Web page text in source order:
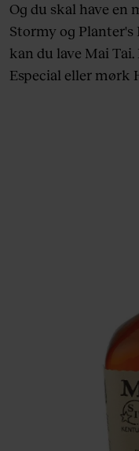
Og du skal have en
Stormy og Planter's
kan du lave Mai
Especial eller mørk